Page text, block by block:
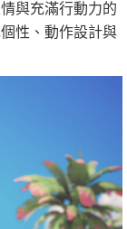
與充滿行動力的
性、動作設計與